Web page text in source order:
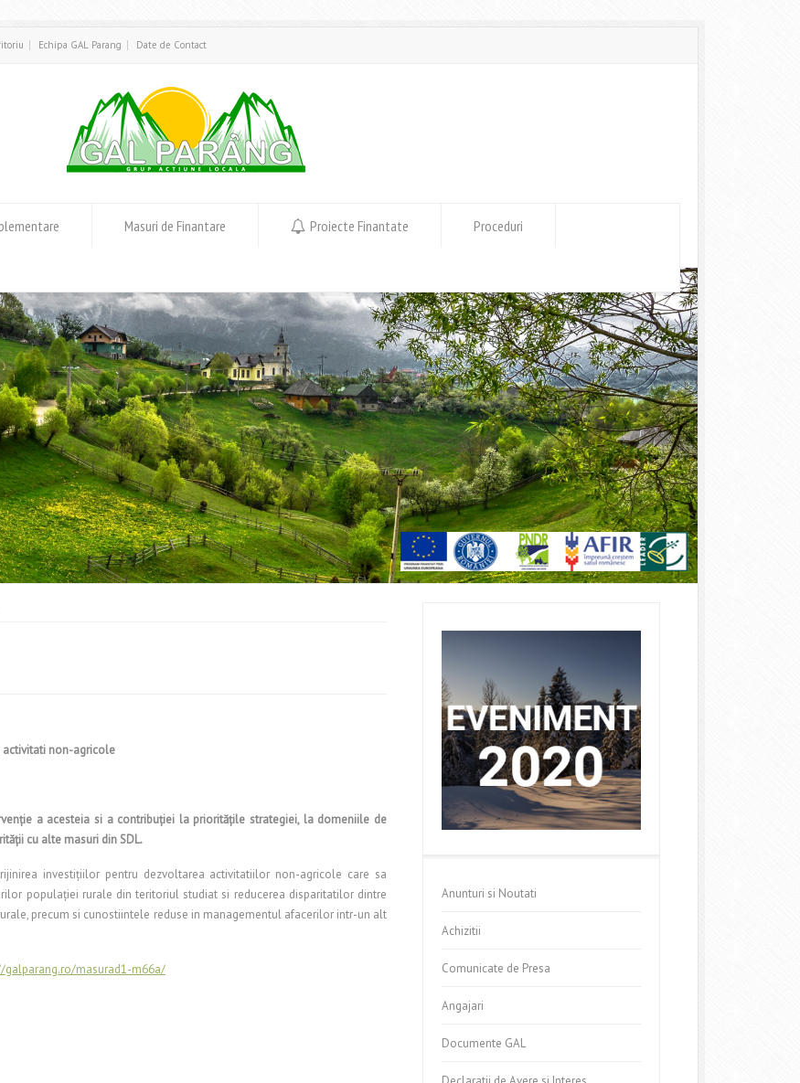
Echipa GAL Parang Date de Contact
Masuri de Finantare Proiecte Finantate Proceduri
activitati non-agricole
a acesteia si a contribuţiei la priorităţile strategiei, la domeniile de
cu alte masuri din SDL.
investiţiilor pentru dezvoltarea activitatiilor non-agricole care sa
populaţiei rurale din teritoriul studiat si reducerea disparitatilor dintre
precum si cunostiintele reduse in managementul afacerilor intr-un alt
galparang.ro/masurad1-m66a/
Anunturi si Noutati
Achizitii
Comunicate de Presa
Angajari
Documente GAL